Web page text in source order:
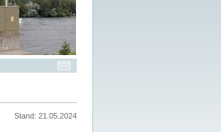
Stand: 21.05.2024